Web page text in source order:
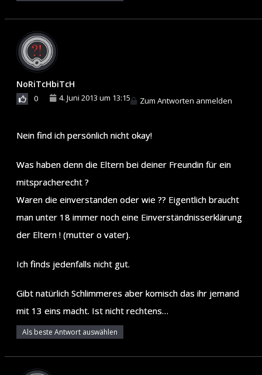
NoRiTcHbiTcH
0 4. Juni 2013 um 13:15 Zum Antworten anmelden
Nein find ich persönlich nicht okay!
Was haben denn die Eltern bei deiner Freundin für ein
mitspracherecht ?
Waren die einverstanden oder wie ?? Eigentlich braucht
man unter 18 immer noch eine Einverständnisserklärung
der Eltern ! (mutter o vater).
Ich finds jedenfalls nicht gut.
Gibt natürlich Schlimmeres aber komisch das ihr jemand
mit 13 eins macht. Ist nicht rechtens…
Als beste Antwort auswählen